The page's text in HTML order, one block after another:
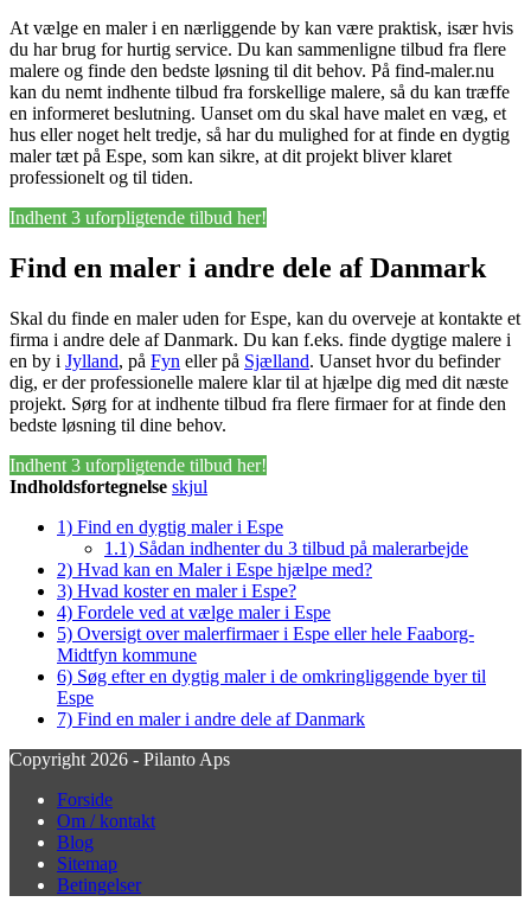
At vælge en maler i en nærliggende by kan være praktisk, især hvis
du har brug for hurtig service. Du kan sammenligne tilbud fra flere
malere og finde den bedste løsning til dit behov. På find-maler.nu
kan du nemt indhente tilbud fra forskellige malere, så du kan træffe
en informeret beslutning. Uanset om du skal have malet en væg, et
hus eller noget helt tredje, så har du mulighed for at finde en dygtig
maler tæt på Espe, som kan sikre, at dit projekt bliver klaret
professionelt og til tiden.
Indhent 3 uforpligtende tilbud her!
Find en maler i andre dele af Danmark
Skal du finde en maler uden for Espe, kan du overveje at kontakte et
firma i andre dele af Danmark. Du kan f.eks. finde dygtige malere i
en by i Jylland, på Fyn eller på Sjælland. Uanset hvor du befinder
dig, er der professionelle malere klar til at hjælpe dig med dit næste
projekt. Sørg for at indhente tilbud fra flere firmaer for at finde den
bedste løsning til dine behov.
Indhent 3 uforpligtende tilbud her!
Indholdsfortegnelse skjul
1) Find en dygtig maler i Espe
1.1) Sådan indhenter du 3 tilbud på malerarbejde
2) Hvad kan en Maler i Espe hjælpe med?
3) Hvad koster en maler i Espe?
4) Fordele ved at vælge maler i Espe
5) Oversigt over malerfirmaer i Espe eller hele Faaborg-
Midtfyn kommune
6) Søg efter en dygtig maler i de omkringliggende byer til
Espe
7) Find en maler i andre dele af Danmark
Copyright 2026 - Pilanto Aps
Forside
Om / kontakt
Blog
Sitemap
Betingelser